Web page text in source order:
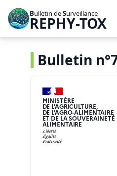
Bulletin deSurveillance
REPHY-TOX
Bulletin
MINISTÈRE
DE L'AGRICULTURE,
DE L'AGRO-ALIMENTAIRE
ET DE LA SOUVERAINETÉ
ALIMENTAIRE